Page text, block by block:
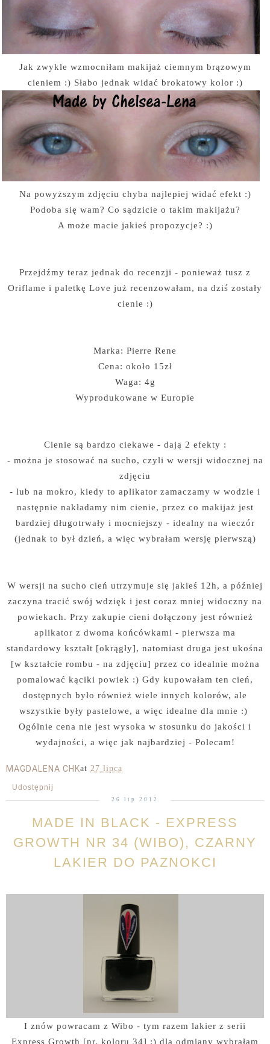
Jak zwykle wzmocniłam makijaż ciemnym brązowym
cieniem :) Słabo jednak widać brokatowy kolor :)
Na powyższym zdjęciu chyba najlepiej widać efekt :)
Podoba się wam? Co sądzicie o takim makijażu?
A może macie jakieś propozycje? :)
Przejdźmy teraz jednak do recenzji - ponieważ tusz z
Oriflame i paletkę Love już recenzowałam, na dziś zostały
cienie :)
Marka: Pierre Rene
Cena: około 15zł
Waga: 4g
Wyprodukowane w Europie
Cienie są bardzo ciekawe - dają 2 efekty :
- można je stosować na sucho, czyli w wersji widocznej na
zdjęciu
- lub na mokro, kiedy to aplikator zamaczamy w wodzie i
następnie nakładamy nim cienie, przez co makijaż jest
bardziej długotrwały i mocniejszy - idealny na wieczór
(jednak to był dzień, a więc wybrałam wersję pierwszą)
W wersji na sucho cień utrzymuje się jakieś 12h, a później
zaczyna tracić swój wdzięk i jest coraz mniej widoczny na
powiekach. Przy zakupie cieni dołączony jest również
aplikator z dwoma końcówkami - pierwsza ma
standardowy kształt [okrągły], natomiast druga jest ukośna
[w kształcie rombu - na zdjęciu] przez co idealnie można
pomalować kąciki powiek :) Gdy kupowałam ten cień,
dostępnych było również wiele innych kolorów, ale
wszystkie były pastelowe, a więc idealne dla mnie :)
Ogólnie cena nie jest wysoka w stosunku do jakości i
wydajności, a więc jak najbardziej - Polecam!
MAGDALENA CHKat 27 lipca
Udostępnij
26 lip 2012
MADE IN BLACK - EXPRESS
GROWTH NR 34 (WIBO), CZARNY
LAKIER DO PAZNOKCI
I znów powracam z Wibo - tym razem lakier z serii
Express Growth [nr. koloru 34] :) dla odmiany wybrałam